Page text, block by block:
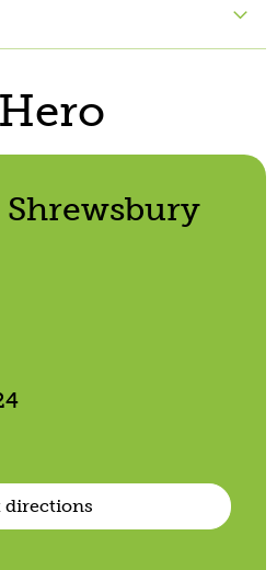
Shrewsbury
directions